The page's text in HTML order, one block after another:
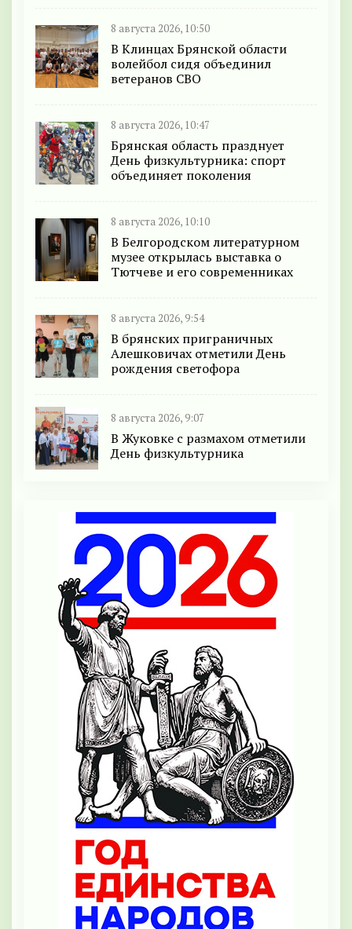
8 августа 2026, 10:50
В Клинцах Брянской области
волейбол сидя объединил
ветеранов СВО
8 августа 2026, 10:47
Брянская область празднует
День физкультурника: спорт
объединяет поколения
8 августа 2026, 10:10
В Белгородском литературном
музее открылась выставка о
Тютчеве и его современниках
8 августа 2026, 9:54
В брянских приграничных
Алешковичах отметили День
рождения светофора
8 августа 2026, 9:07
В Жуковке с размахом отметили
День физкультурника